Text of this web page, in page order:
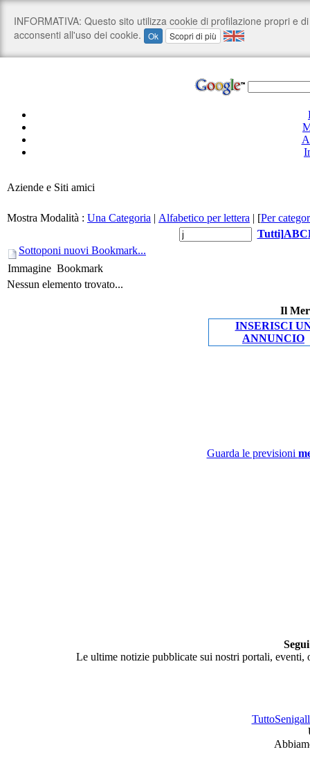
Aziende e Siti amici
Mostra Modalità : Una Categoria | Alfabetico per lettera | [Per
Tutti]ABC
Sottoponi nuovi Bookmark...
Immagine Bookmark
Nessun elemento trovato...
Il
INSERISCI
ANNUNCIO
Guarda le previsioni
Le ultime notizie pubblicate sui nostri portali,